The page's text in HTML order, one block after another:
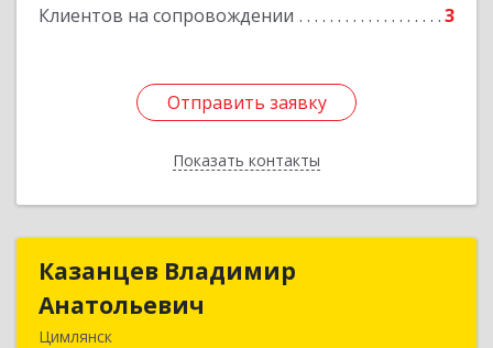
Клиентов на сопровождении 3
Отправить заявку
Показать контакты
Подробнее
Отправить заявку
Назад
Казанцев Владимир
Анатольевич
Цимлянск
Казанцев Владимир